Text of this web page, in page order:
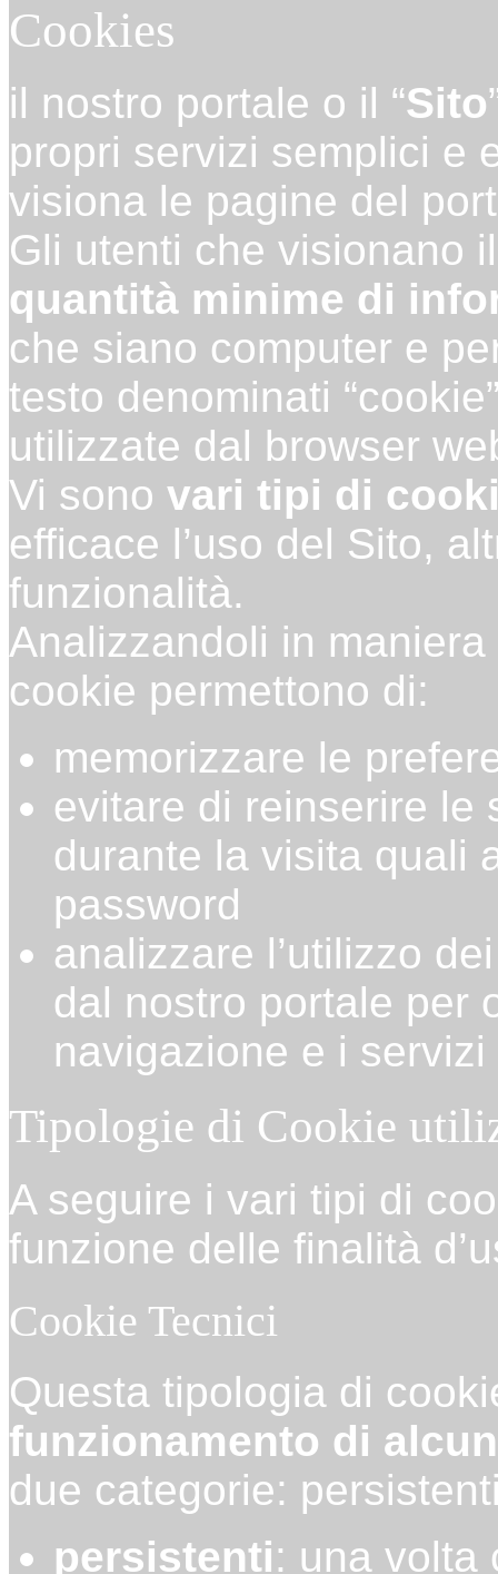
Cookies
il nostro portale o il “Sito
propri servizi semplici e
visiona le pagine del
Gli utenti che visionano
quantità minime di
che siano computer e
testo denominati
utilizzate dal browser
Vi sono vari tipi di
efficace l’uso del Sito,
funzionalità.
Analizzandoli in
cookie permettono di:
memorizzare le
evitare di reinserire le
durante la visita quali
password
analizzare l’utilizzo
dal nostro portale per
navigazione e i servizi
Tipologie di Cookie
A seguire i vari tipi di
funzione delle finalità
Cookie Tecnici
Questa tipologia di
funzionamento di
due categorie:
persistenti: una volta